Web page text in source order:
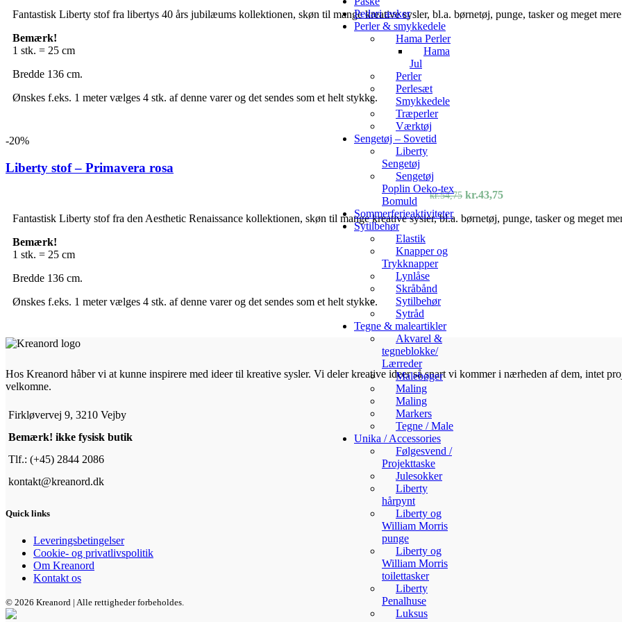
Pedari æsker
Perler & smykkedele
Hama Perler
Hama
Jul
Perler
Perlesæt
Smykkedele
Træperler
Værktøj
Sengetøj – Sovetid
Liberty
Sengetøj
Sengetøj
Poplin Oeko-tex
Bomuld
Sommerferieaktiviteter
Sytilbehør
Elastik
Knapper og
Trykknapper
Lynlåse
Skråbånd
Sytilbehør
Sytråd
Tegne & maleartikler
Akvarel &
tegneblokke/
Lærreder
Malebøger
Maling
Maling
Markers
Tegne / Male
Unika / Accessories
Følgesvend /
Projekttaske
Julesokker
Liberty
hårpynt
Liberty og
William Morris
punge
Liberty og
William Morris
toilettasker
Liberty
Penalhuse
Luksus
pris
pris
Fantastisk Liberty stof fra libertys 40 års jubilæums kollektionen, skøn til mange kreative sysler, bl.a. børnetøj, punge, tasker og meget
Bemærk!
1 stk. = 25 cm
Bredde 136 cm.
Ønskes f.eks. 1 meter vælges 4 stk. af denne varer og det sendes som et helt stykke.
-20%
Liberty stof – Primavera rosa
kr.54,75 Den
pris
kr.43,75Den
pris
Fantastisk Liberty stof fra den Aesthetic Renaissance kollektionen, skøn til mange kreative sysler, bl.a. børnetøj, punge, tasker og meget
Bemærk!
1 stk. = 25 cm
Bredde 136 cm.
Ønskes f.eks. 1 meter vælges 4 stk. af denne varer og det sendes som et helt stykke.
Hos Kreanord håber vi at kunne inspirere med ideer til kreative sysler. Vi deler kreative ideer så snart vi kommer i nærheden af dem, intet
velkomne.
Firkløvervej 9, 3210 Vejby
Bemærk! ikke fysisk butik
Tlf.: (+45) 2844 2086
kontakt@kreanord.dk
Quick links
Leveringsbetingelser
Cookie- og privatlivspolitik
Om Kreanord
Kontakt os
© 2026 Kreanord | Alle rettigheder forbeholdes.